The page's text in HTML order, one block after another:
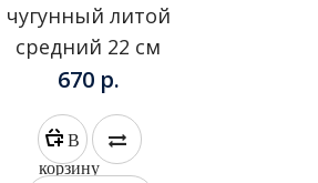
подходит для всех
рекомендуем убирать
чугунный литой
средний 22 см
670 р.
В
корзину